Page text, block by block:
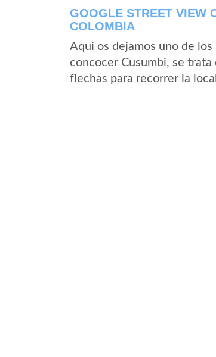
GOOGLE STREET VIEW
COLOMBIA
Aqui os dejamos uno de
concocer Cusumbi, se
flechas para recorrer la